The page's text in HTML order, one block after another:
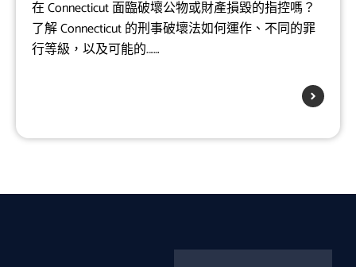
在 Connecticut 面臨破壞公物或財產損毀的指控嗎？
了解 Connecticut 的刑事破壞法如何運作、不同的罪
行等級，以及可能的…….